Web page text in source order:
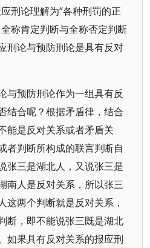
刑论理解为“各种刑罚的正
称肯定判断与全称否定判断
刑论与预防刑论是具有反对
与预防刑论作为一组具有反
结合呢？根据矛盾律，结合
能是反对关系或者矛盾关
者判断所构成的联言判断自
张三是湖北人，又说张三是
南人是反对关系，所以张三
这两个判断就是反对关系，
断，即不能说张三既是湖北
如果具有反对关系的报应刑